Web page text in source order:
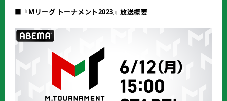
■『Mリーグ トーナメント2023』放送概要